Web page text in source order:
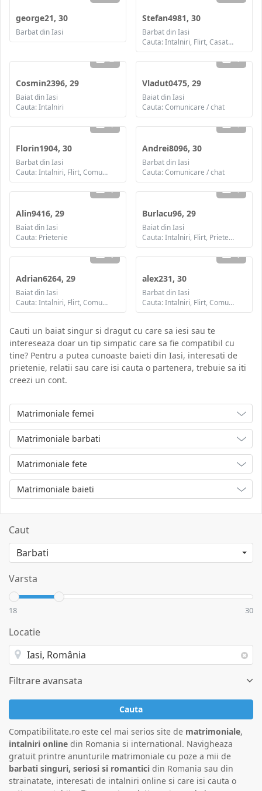
george21, 30
Barbat din Iasi
Stefan4981, 30
Barbat din Iasi
Cauta: Intalniri, Flirt, Casatorie
2
Cosmin2396, 29
Baiat din Iasi
Cauta: Intalniri
1
Vladut0475, 29
Baiat din Iasi
Cauta: Comunicare / chat
1
Florin1904, 30
Barbat din Iasi
Cauta: Intalniri, Flirt, Comunicare / chat, Casatorie
1
Andrei8096, 30
Barbat din Iasi
Cauta: Comunicare / chat
1
Alin9416, 29
Baiat din Iasi
Cauta: Prietenie
1
Burlacu96, 29
Baiat din Iasi
Cauta: Intalniri, Flirt, Prietenie, Casatorie
1
Adrian6264, 29
Baiat din Iasi
Cauta: Intalniri, Flirt, Comunicare / chat, Prietenie
1
alex231, 30
Barbat din Iasi
Cauta: Intalniri, Flirt, Comunicare / chat, Prietenie, Casatorie
Cauti un baiat singur si dragut cu care sa iesi sau te
intereseaza doar un tip simpatic care sa fie compatibil cu
tine? Pentru a putea cunoaste baieti din Iasi, interesati de
prietenie, relatii sau care isi cauta o partenera, trebuie sa iti
creezi un cont.
Matrimoniale femei
Matrimoniale barbati
Matrimoniale fete
Matrimoniale baieti
Caut
Varsta
18 30
Locatie
Filtrare avansata
Cauta
Compatibilitate.ro este cel mai serios site de matrimoniale,
intalniri online din Romania si international. Navigheaza
gratuit printre anunturile matrimoniale cu poze a mii de
barbati singuri, seriosi si romantici din Romania sau din
strainatate, interesati de intalniri online si care isi cauta o